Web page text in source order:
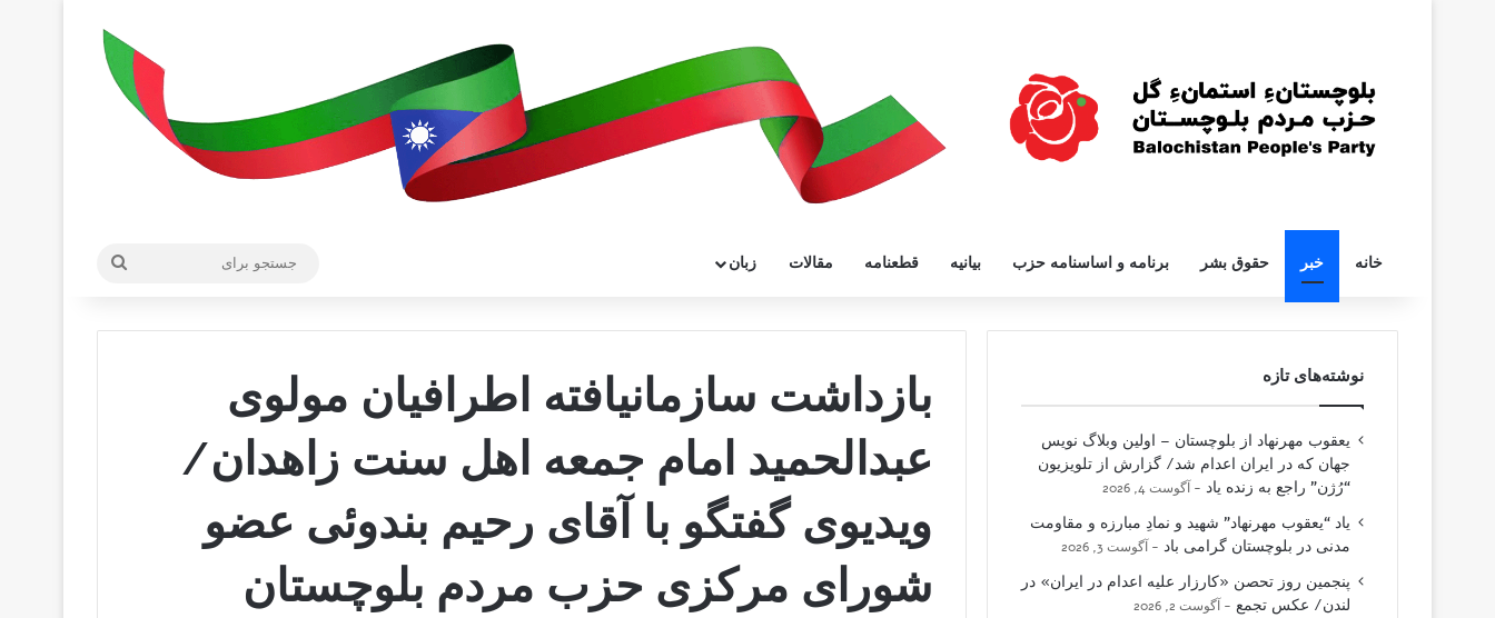
خانه خبر حقوق بشر برنامه و اساسنامه حزب بیانیه قطعنامه مقالات زبان
بازداشت سازمانیافته اطرافیان مولوی
عبدالحمید امام جمعه اهل سنت زاهدان/
ویدیوی گفتگو با آقای رحیم بندوئی عضو
شورای مرکزی حزب مردم بلوچستان
نوشته‌های تازه
یعقوب مهرنهاد از بلوچستان – اولین وبلاگ نویس
جهان که در ایران اعدام شد/ گزارش از تلویزیون
“رُژن” راجع به زنده یاد
آگوست 4, 2026
یاد “یعقوب مهرنهاد” شهید و نمادِ مبارزه و مقاومت
مدنی در بلوچستان گرامی باد
آگوست 3, 2026
پنجمین روز تحصن «کارزار علیه اعدام در ایران» در
لندن/ عکس تجمع
آگوست 2, 2026